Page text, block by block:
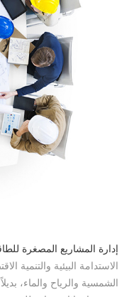
إدارة المشاريع المصغرة
الاستدامة البيئية والتنمية
الشمسية والرياح والماء،